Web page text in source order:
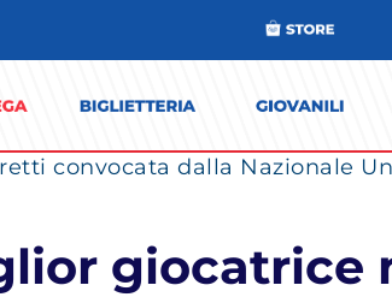
convocata dalla Nazionale
giocatrice